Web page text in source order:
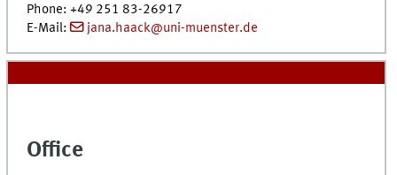
Phone: +49 251 83-26917
E-Mail:
jana.haack@uni-muenster.de
Office